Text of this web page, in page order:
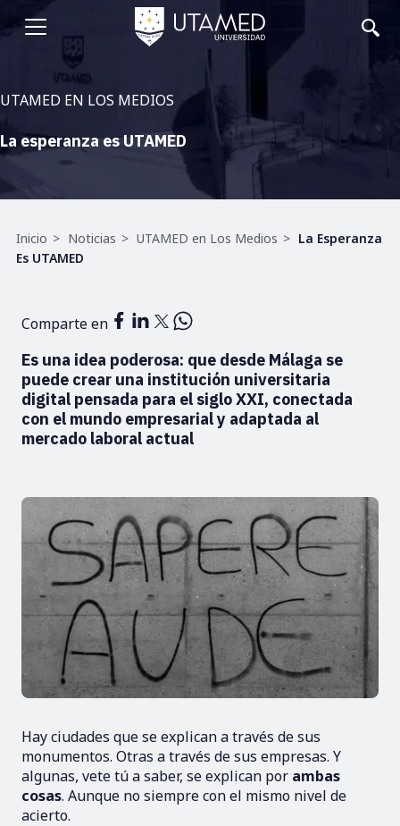
al
principal
Abrir
menu
UTAMED EN LOS MEDIOS
La esperanza es UTAMED
Ruta
de
Inicio Noticias UTAMED en Los Medios
La Esperanza
Es UTAMED
Comparte en
Es una idea poderosa: que desde Málaga se
puede crear una institución universitaria
digital pensada para el siglo XXI, conectada
con el mundo empresarial y adaptada al
mercado laboral actual
Hay ciudades que se explican a través de sus
monumentos. Otras a través de sus empresas. Y
algunas, vete tú a saber, se explican por ambas
cosas. Aunque no siempre con el mismo nivel de
acierto.